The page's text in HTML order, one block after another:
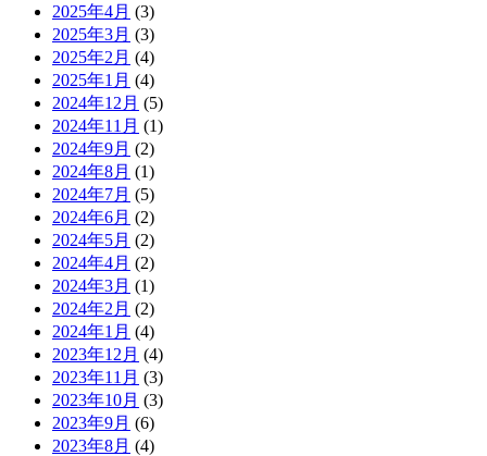
2025年4月 (3)
2025年3月 (3)
2025年2月 (4)
2025年1月 (4)
2024年12月 (5)
2024年11月 (1)
2024年9月 (2)
2024年8月 (1)
2024年7月 (5)
2024年6月 (2)
2024年5月 (2)
2024年4月 (2)
2024年3月 (1)
2024年2月 (2)
2024年1月 (4)
2023年12月 (4)
2023年11月 (3)
2023年10月 (3)
2023年9月 (6)
2023年8月 (4)